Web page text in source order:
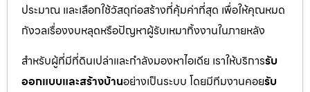
ประมาณ และเลือกใช้วัสดุก่อสร้างที่คุ้มค่าที่สุด เพื่อให้คุณหมด
กังวลเรื่องงบหลุดหรือปัญหาผู้รับเหมาทิ้งงานในภายหลัง
สำหรับผู้ที่มีที่ดินเปล่าและกำลังมองหาไอเดีย เราให้บริการรับ
ออกแบบและสร้างบ้านอย่างเป็นระบบ โดยมีทีมงานคอยรับ